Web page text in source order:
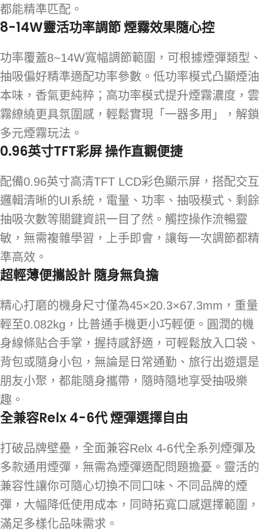
都能精準匹配。
8-14W靈活功率調節 煙霧效果隨心控
功率覆蓋8~14W寬幅調節範圍，可根據煙彈類型、
抽吸偏好精準適配功率參數。低功率模式凸顯煙油
本味，香氣更純粹；高功率模式提升煙霧濃度，雲
霧繚繞更具氛圍感，輕鬆實現「一器多用」，解鎖
多元煙霧玩法。
0.96英寸TFT彩屏 操作直觀便捷
配備0.96英寸高清TFT LCD彩色顯示屏，搭配交互
邏輯清晰的UI系統，電量、功率、抽吸模式、剩餘
抽吸次數等關鍵資訊一目了然。觸控操作流暢靈
敏，無需複雜學習，上手即會，讓每一次調節都精
準高效。
超輕薄便攜設計 隨身無負擔
精心打磨的機身尺寸僅為45×20.3×67.3mm，重量
輕至0.082kg，比普通手機更小巧輕便。圓潤的機
身線條贴合手掌，握持感舒適，可輕鬆放入口袋、
背包或隨身小包，無論是日常通勤、旅行出遊還是
朋友小聚，都能隨身攜帶，隨時隨地享受抽吸樂
趣。
全兼容Relx 4-6代 煙彈選擇自由
打破品牌壁壘，全面兼容Relx 4-6代全系列煙彈及
多款通用煙彈，無需為煙彈適配問題擔憂。靈活的
兼容性讓你可隨心切換不同口味、不同品牌的煙
彈，大幅降低使用成本，同時拓寬口感選擇範圍，
滿足多樣化品味需求。